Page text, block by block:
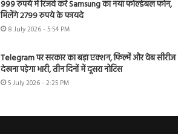
999 रुपये में रिजर्व करें Samsung का नया फोल्डेबल फोन,
मिलेंगे 2799 रुपये के फायदे
8 July 2026 - 5:54 PM
Telegram पर सरकार का बड़ा एक्शन, फिल्में और वेब सीरीज
देखना पड़ेगा भारी, तीन दिनों में दूसरा नोटिस
5 July 2026 - 2:25 PM